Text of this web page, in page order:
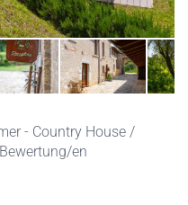
- Country House /
en